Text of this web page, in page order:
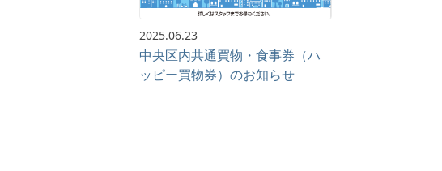
2025.06.23
中央区内共通買物・食事券（ハ
ッピー買物券）のお知らせ